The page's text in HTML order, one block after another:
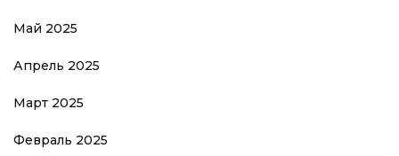
Май 2025
Апрель 2025
Март 2025
Февраль 2025